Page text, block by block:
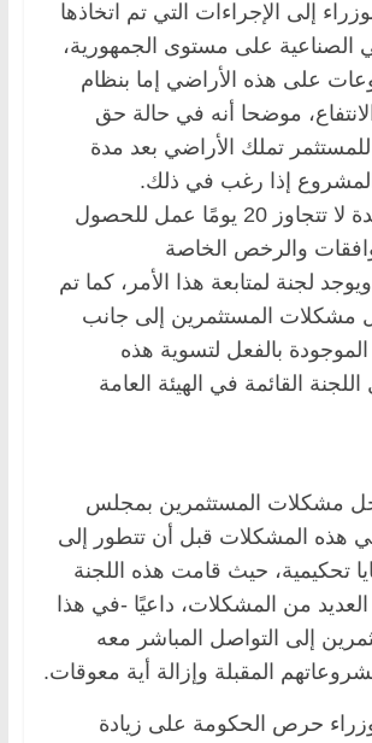
إلى الإجراءات التي تم اتخاذها
الصناعية على مستوى الجمهورية،
على هذه الأراضي إما بنظام
موضحا أنه في حالة حق
للمستثمر تملك الأراضي بعد مدة
إذا رغب في ذلك.
وتابع: “حددنا مدة لا تتجاوز 20 يومًا عمل للحصول
والرخص الخاصة
لجنة لمتابعة هذا الأمر، كما تم
مشكلات المستثمرين إلى جانب
الموجودة بالفعل لتسوية هذه
القائمة في الهيئة العامة
مشكلات المستثمرين بمجلس
هذه المشكلات قبل أن تتطور إلى
تحكيمية، حيث قامت هذه اللجنة
العديد من المشكلات، داعيًا -في هذا
إلى التواصل المباشر معه
المقبلة وإزالة أية معوقات.
حرص الحكومة على زيادة